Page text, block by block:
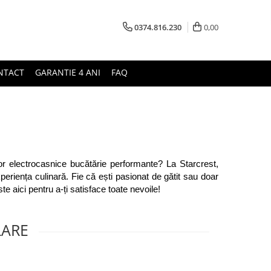
0374.816.230 0,00
GARANTIE 4 ANI FAQ
electrocasnice bucătărie performante? La Starcrest,
culinară. Fie că ești pasionat de gătit sau doar
aici pentru a-ți satisface toate nevoile!